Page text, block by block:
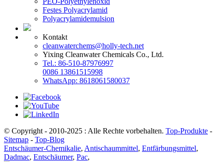
Festes Polyacrylamid
Polyacrylamidemulsion
Kontakt
cleanwaterchems@holly-tech.net
Yixing Cleanwater Chemicals Co., Ltd.
Tel.: 86-510-87976997
0086 13861515998
WhatsApp: 8618061580037
© Copyright - 2010-2025 : Alle Rechte vorbehalten. Top-Produkte -
Sitemap - Top-Blog
Entschäumer-Chemikalie, Antischaummittel, Entfärbungsmittel,
Dadmac, Entschäumer, Pac,